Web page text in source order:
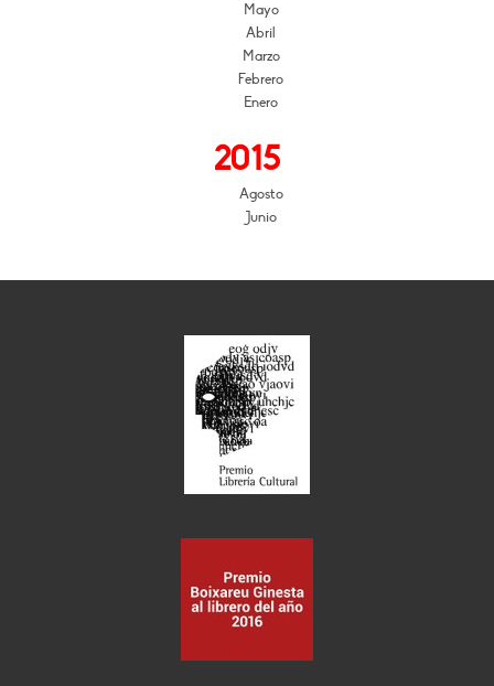
Mayo
Abril
Marzo
Febrero
Enero
2015
Agosto
Junio